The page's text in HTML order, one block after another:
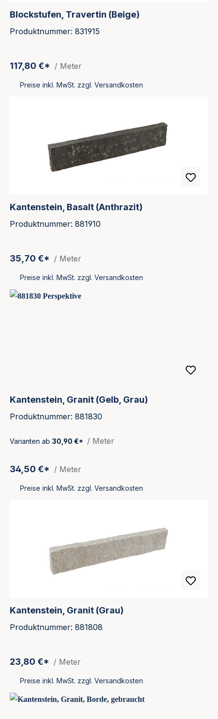
Blockstufen, Travertin (Beige)
Produktnummer: 831915
117,80 €* / Meter
Preise inkl. MwSt. zzgl. Versandkosten
Kantenstein, Basalt (Anthrazit)
Produktnummer: 881910
35,70 €* / Meter
Preise inkl. MwSt. zzgl. Versandkosten
Kantenstein, Granit (Gelb, Grau)
Produktnummer: 881830
Varianten ab 30,90 €* / Meter
34,50 €* / Meter
Preise inkl. MwSt. zzgl. Versandkosten
Kantenstein, Granit (Grau)
Produktnummer: 881808
23,80 €* / Meter
Preise inkl. MwSt. zzgl. Versandkosten